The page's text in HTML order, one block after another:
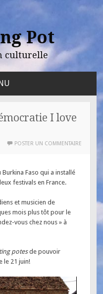
Pot
culturelle
I love
POSTER UN COMMENTAIRE
Burkina Faso qui a installé
festivals en France.
et musicien de
mois plus tôt pour le
vous chez nous » à
potesde pouvoir
le 21 juin!